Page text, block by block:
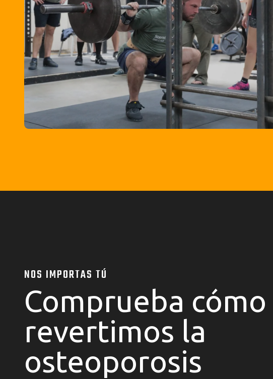
NOS IMPORTAS TÚ
Comprueba cómo
revertimos la
osteoporosis